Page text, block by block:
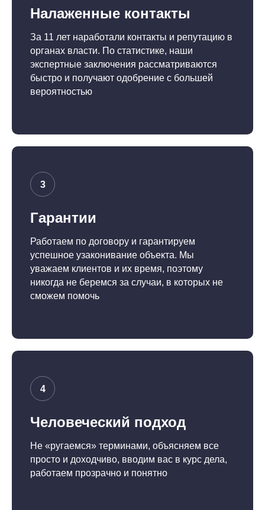
Налаженные контакты
За 11 лет наработали контакты и репутацию в
органах власти. По статистике, наши
экспертные заключения рассматриваются
быстро и получают одобрение с большей
вероятностью
Гарантии
Работаем по договору и гарантируем
успешное узаконивание объекта. Мы
уважаем клиентов и их время, поэтому
никогда не беремся за случаи, в которых не
сможем помочь
Человеческий подход
Не «ругаемся» терминами, объясняем все
просто и доходчиво, вводим вас в курс дела,
работаем прозрачно и понятно